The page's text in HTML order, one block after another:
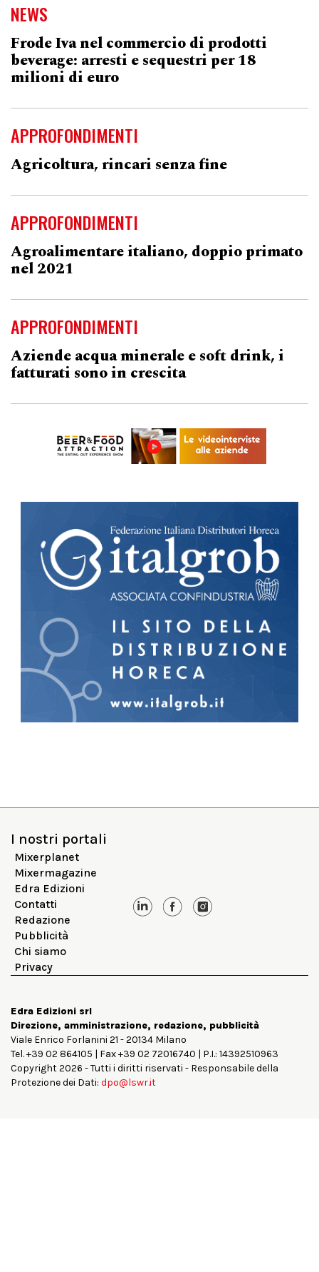
NEWS
Frode Iva nel commercio di prodotti
beverage: arresti e sequestri per 18
milioni di euro
APPROFONDIMENTI
Agricoltura, rincari senza fine
APPROFONDIMENTI
Agroalimentare italiano, doppio primato
nel 2021
APPROFONDIMENTI
Aziende acqua minerale e soft drink, i
fatturati sono in crescita
I nostri portali
Mixerplanet
Mixermagazine
Edra Edizioni
Contatti
Redazione
Pubblicità
Chi siamo
Privacy
Edra Edizioni srl
Direzione, amministrazione, redazione, pubblicità
Viale Enrico Forlanini 21 - 20134 Milano
Tel. +39 02 864105 | Fax +39 02 72016740 | P.I.: 14392510963
Copyright 2026 - Tutti i diritti riservati - Responsabile della
Protezione dei Dati: dpo@lswr.it